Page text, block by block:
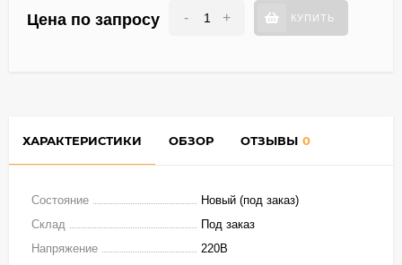
Цена по запросу - + КУПИТЬ
ХАРАКТЕРИСТИКИ ОБЗОР ОТЗЫВЫ 0
Состояние
Новый (под заказ)
Склад
Под заказ
Напряжение
220В